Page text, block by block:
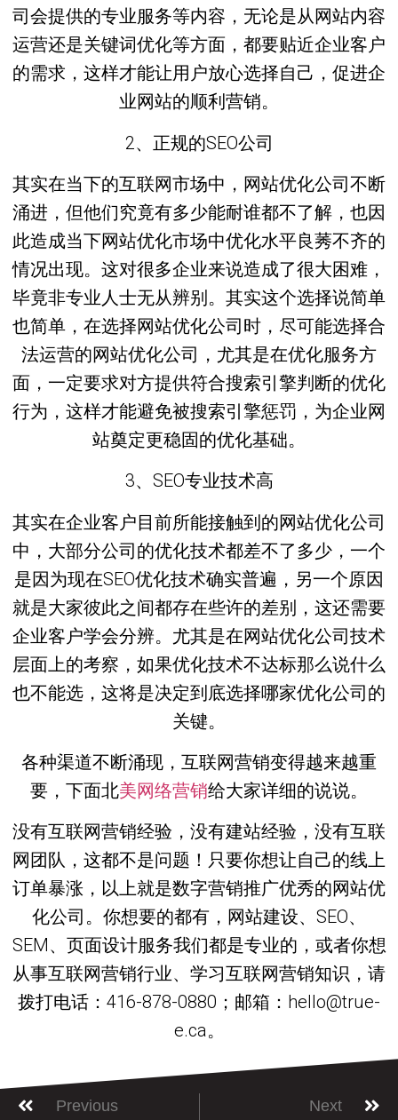
司会提供的专业服务等内容，无论是从网站内容
运营还是关键词优化等方面，都要贴近企业客户
的需求，这样才能让用户放心选择自己，促进企
业网站的顺利营销。
2、正规的SEO公司
其实在当下的互联网市场中，网站优化公司不断
涌进，但他们究竟有多少能耐谁都不了解，也因
此造成当下网站优化市场中优化水平良莠不齐的
情况出现。这对很多企业来说造成了很大困难，
毕竟非专业人士无从辨别。其实这个选择说简单
也简单，在选择网站优化公司时，尽可能选择合
法运营的网站优化公司，尤其是在优化服务方
面，一定要求对方提供符合搜索引擎判断的优化
行为，这样才能避免被搜索引擎惩罚，为企业网
站奠定更稳固的优化基础。
3、SEO专业技术高
其实在企业客户目前所能接触到的网站优化公司
中，大部分公司的优化技术都差不了多少，一个
是因为现在SEO优化技术确实普遍，另一个原因
就是大家彼此之间都存在些许的差别，这还需要
企业客户学会分辨。尤其是在网站优化公司技术
层面上的考察，如果优化技术不达标那么说什么
也不能选，这将是决定到底选择哪家优化公司的
关键。
各种渠道不断涌现，互联网营销变得越来越重
要，下面北美网络营销给大家详细的说说。
没有互联网营销经验，没有建站经验，没有互联
网团队，这都不是问题！只要你想让自己的线上
订单暴涨，以上就是数字营销推广优秀的网站优
化公司。你想要的都有，网站建设、SEO、
SEM、页面设计服务我们都是专业的，或者你想
从事互联网营销行业、学习互联网营销知识，请
拨打电话：416-878-0880；邮箱：hello@true-
e.ca。
Previous Next